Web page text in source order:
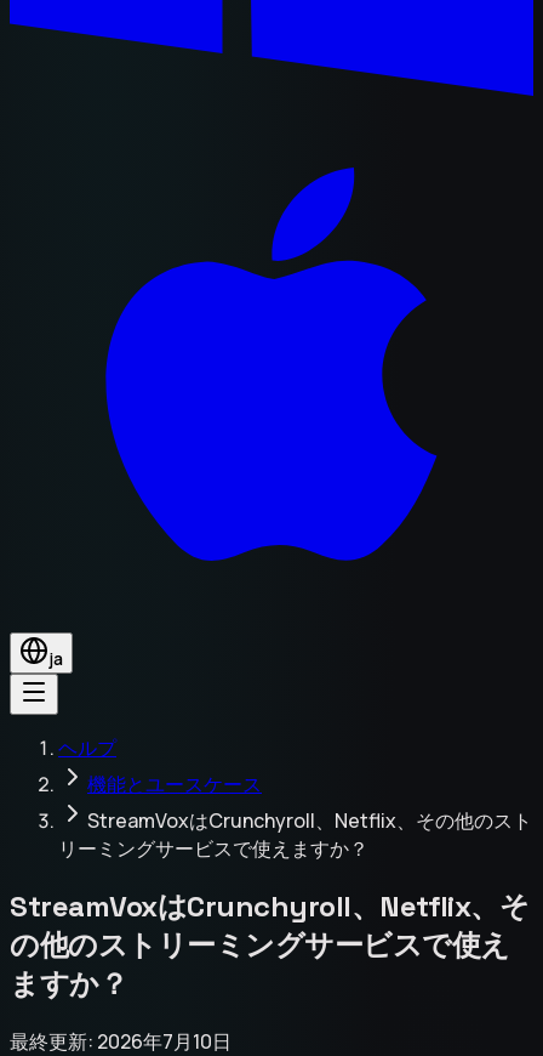
ja
ヘルプ
機能とユースケース
StreamVoxはCrunchyroll、Netflix、その他のスト
リーミングサービスで使えますか？
StreamVoxはCrunchyroll、Netflix、そ
の他のストリーミングサービスで使え
ますか？
最終更新: 2026年7月10日